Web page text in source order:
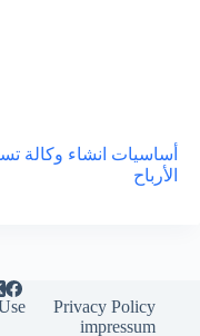
أساسيات انشاء وكالة
الأرباح
Privacy Policy
impressum